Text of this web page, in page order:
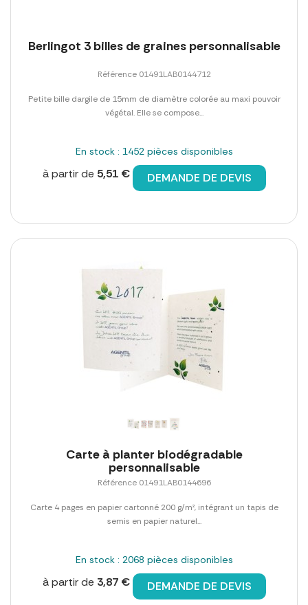
Berlingot 3 billes de graines personnalisable
Référence 01491LAB0144712
Petite bille dargile de 15mm de diamètre colorée au maxi pouvoir
végétal. Elle se compose...
En stock : 1452 pièces disponibles
à partir de 5,51 € DEMANDE DE DEVIS
Carte à planter biodégradable
personnalisable
Référence 01491LAB0144696
Carte 4 pages en papier cartonné 200 g/m², intégrant un tapis de
semis en papier naturel...
En stock : 2068 pièces disponibles
à partir de 3,87 € DEMANDE DE DEVIS